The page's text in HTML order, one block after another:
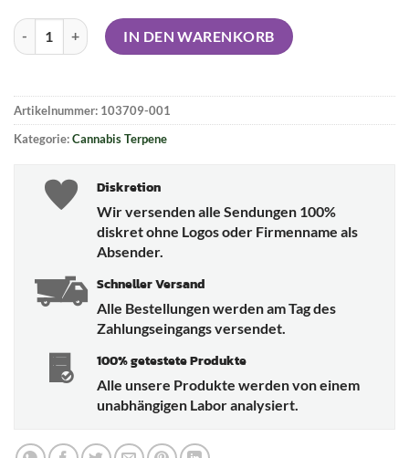
OMG Cannabis Terpene - Super Lemon Haze Menge
IN DEN WARENKORB
Artikelnummer: 103709-001
Kategorie:Cannabis Terpene
Diskretion
Wir versenden alle Sendungen 100%
diskret ohne Logos oder Firmenname als
Absender.
Schneller Versand
Alle Bestellungen werden am Tag des
Zahlungseingangs versendet.
100% getestete Produkte
Alle unsere Produkte werden von einem
unabhängigen Labor analysiert.